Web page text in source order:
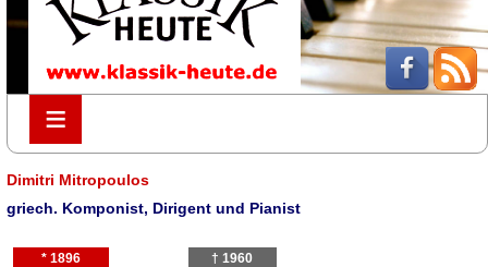
≡
≡
Dimitri Mitropoulos
griech. Komponist, Dirigent und Pianist
* 1896 † 1960